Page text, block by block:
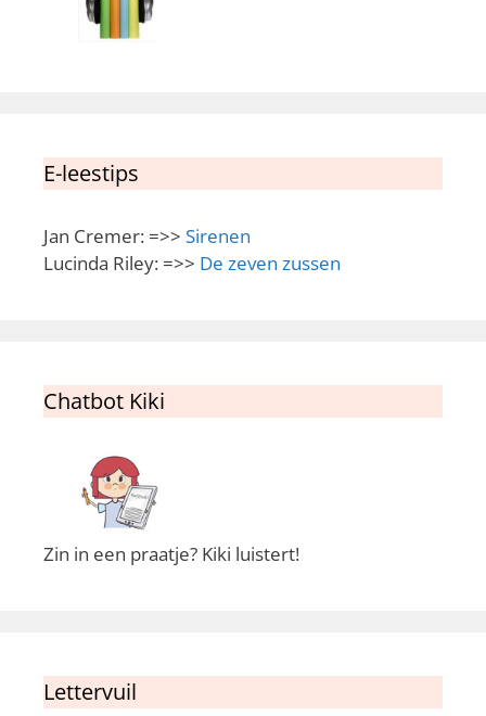
E-leestips
Jan Cremer: =>> Sirenen
Lucinda Riley: =>> De zeven zussen
Chatbot Kiki
Zin in een praatje? Kiki luistert!
Lettervuil